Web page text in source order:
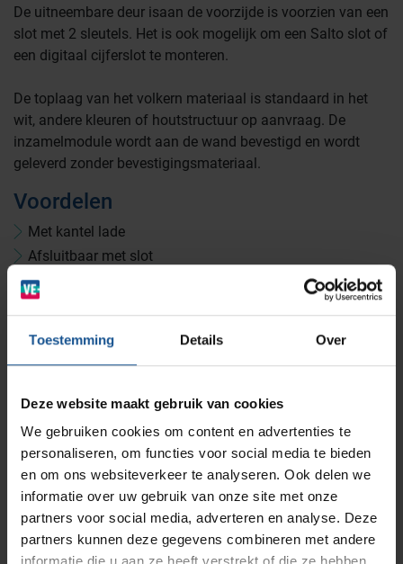
Toestemming Details Over
Deze website maakt gebruik van cookies
We gebruiken cookies om content en advertenties te
personaliseren, om functies voor social media te bieden
en om ons websiteverkeer te analyseren. Ook delen we
informatie over uw gebruik van onze site met onze
partners voor social media, adverteren en analyse. Deze
partners kunnen deze gegevens combineren met andere
De uitneembare deur isaan de voorzijde is voorzien van een
slot met 2 sleutels. Het is ook mogelijk om een Salto slot of
een digitaal cijferslot te monteren.
De toplaag van het volkern materiaal is standaard in het
wit, andere kleuren of houtstructuur op aanvraag. De
inzamelmodule wordt aan de wand bevestigd en wordt
geleverd zonder bevestigingsmateriaal.
Voordelen
Met kantel lade
Afsluitbaar met slot
Standaard zoals afgebeeld
Optionaal in andere kleuren
Accessoires
Medicatie afvalbox 12 Liter
Afsluitbaar met digitaal slot
Accessoires
Afsluitbaar met Salto slot, Afsluitbaar met digitaal slot,
Branches
Ziekenhuizen en klinieken
Zorginstellingen
Laboratoria
Cleanrooms
Afvalinzamelaars
Solutions
RVS Werkplekinrichting
Modulaire Inrichtingssystemen
Opslagsystemen en voorraadbeheer
Productlijnen
Medische afvalverpakkingen
Infectiepreventie en hygiëne
Opslagmogelijkheden
Medische (verzorgings)wagens
Wastransport
Medicijn- en verbandkasten
Septodry
Metro
Zarges
AP Medical
BINBIN
Ons team
Klantcases
Vacatures